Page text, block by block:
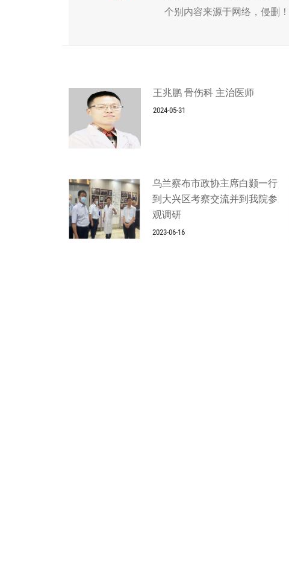
个别内容来源于网络，侵删！
王兆鹏 骨伤科 主治医师
2024-05-31
乌兰察布市政协主席白颢一行
到大兴区考察交流并到我院参
观调研
2023-06-16